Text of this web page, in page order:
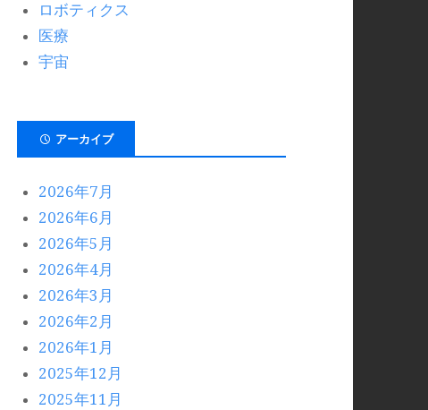
ロボティクス
医療
宇宙
アーカイブ
2026年7月
2026年6月
2026年5月
2026年4月
2026年3月
2026年2月
2026年1月
2025年12月
2025年11月